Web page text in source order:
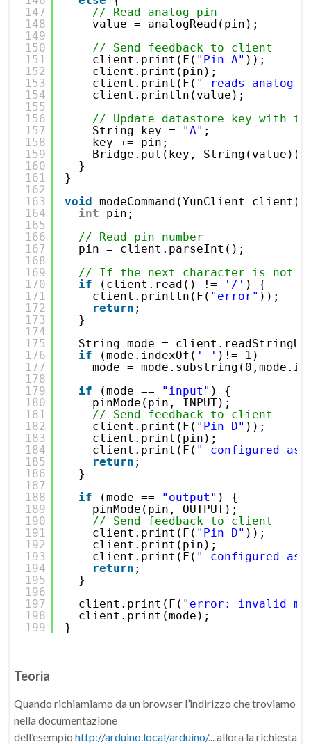
147
148
149
150
151
152
153
154
155
156
157
158
159
160
161
162
163
164
165
166
167
168
169
170
171
172
173
174
175
176
177
178
179
180
181
182
183
184
185
186
187
188
189
190
191
192
193
194
195
196
197
198
199
// Read analog pin
value = analogRead(pin);
// Send feedback to client
client.print(F( "Pin A" ));
client.print(pin);
client.print(F( " reads analog "
client.println(value);
// Update datastore key with
String key =
"A" ;
key += pin;
Bridge.put(key, String(value));
}
}
void modeCommand(YunClient client)
int
pin;
// Read pin number
pin = client.parseInt();
// If the next character is not a '/
if
(client.read() != '/' ) {
client.println(F( "error" ));
return ;
}
String mode =
if
(mode.indexOf( ' ' )!=-1)
mode =
if
(mode == "input" ) {
pinMode(pin, INPUT);
// Send feedback to client
client.print(F( "Pin D" ));
client.print(pin);
client.print(F( " configured as
return ;
}
if
(mode == "output" ) {
pinMode(pin, OUTPUT);
// Send feedback to client
client.print(F( "Pin D" ));
client.print(pin);
client.print(F( " configured as
return ;
}
client.print(F( "error: invalid
client.print(mode);
}
Teoria
Quando richiamiamo da un browser l’indirizzo che troviamo
nella documentazione
dell’esempio http://arduino.local/arduino/. .. allora la richiesta